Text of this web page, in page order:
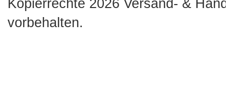
Kopierrechte 2026 Versand- &
vorbehalten.